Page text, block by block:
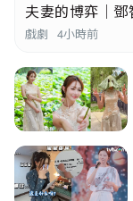
夫妻的博弈｜
行Fashion Show
戲劇 4小時前